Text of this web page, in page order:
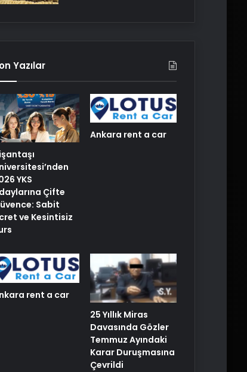
Yazılar
YKS
Çifte
Sabit
ve Kesintisiz
Ankara rent a car
rent a car
25 Yıllık Miras
Davasında Gözler
Temmuz Ayındaki
Karar Duruşmasına
Çevrildi